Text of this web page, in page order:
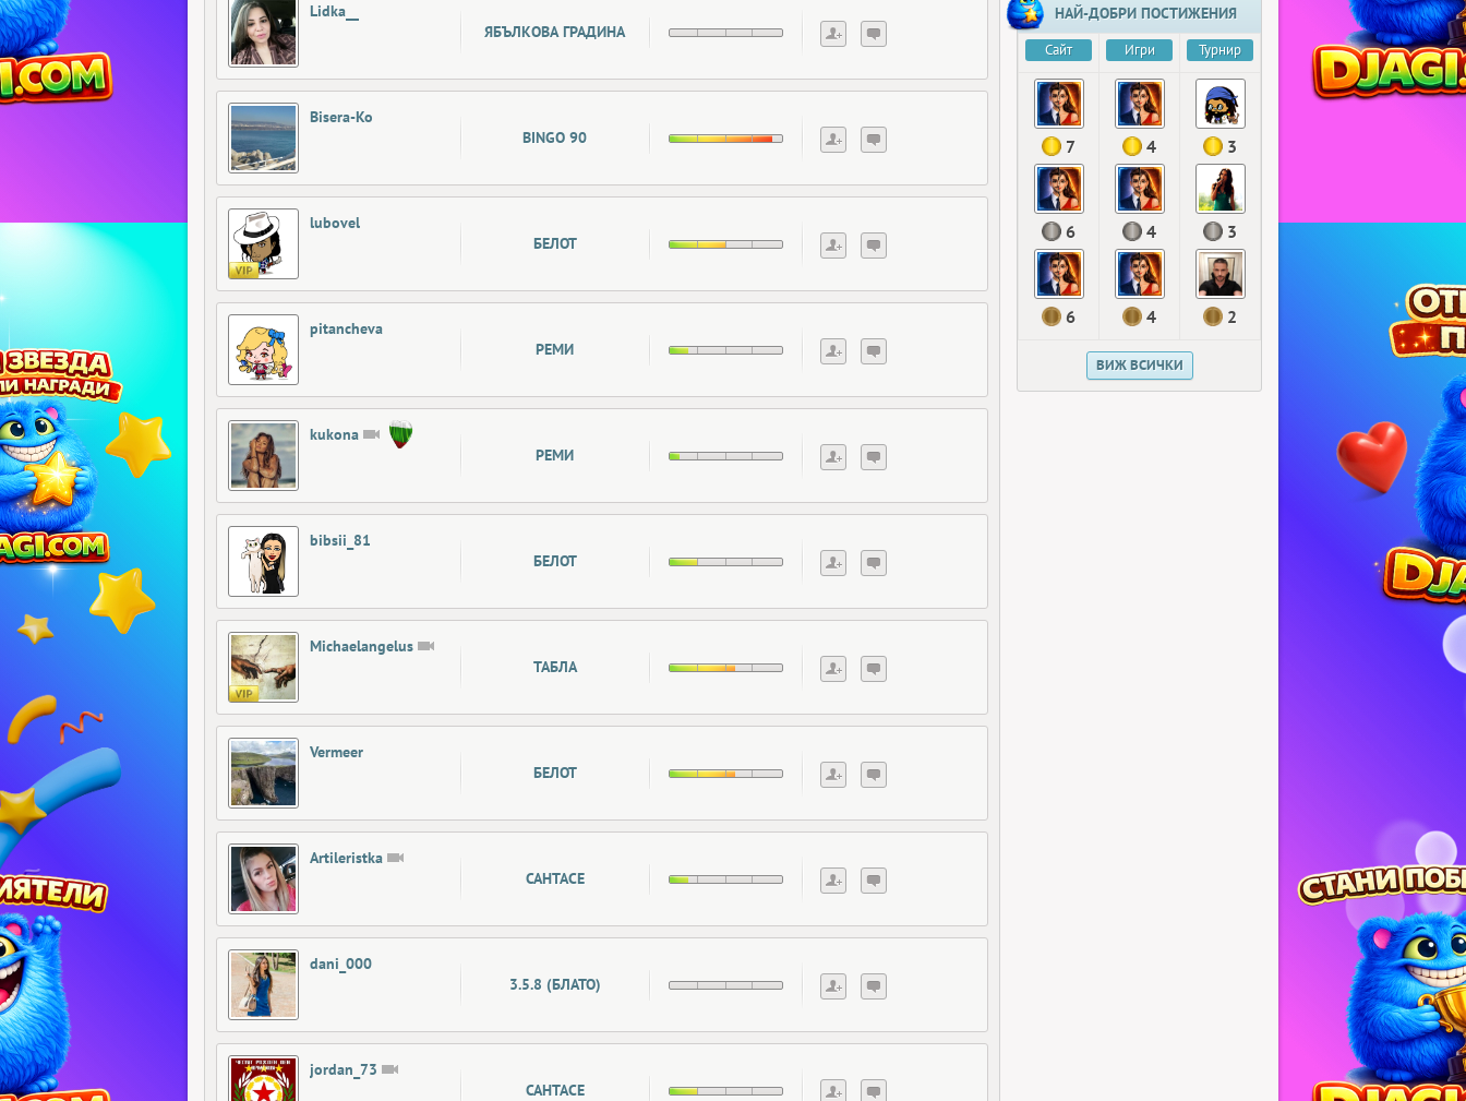
Lidka__
ЯБЪЛКОВА ГРАДИНА
Bisera-Ko
BINGO 90
lubovel
БЕЛОТ
pitancheva
РЕМИ
kukona
РЕМИ
bibsii_81
БЕЛОТ
Michaelangelus
ТАБЛА
Vermeer
БЕЛОТ
Artileristka
САНТАСЕ
dani_000
3.5.8 (БЛАТО)
jordan_73
САНТАСЕ
НАЙ-ДОБРИ ПОСТИЖЕНИЯ
Сайт Игри Турнир
7
6
6
4
4
4
3
3
2
ВИЖ ВСИЧКИ